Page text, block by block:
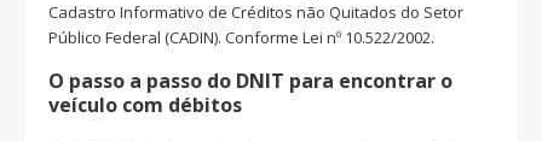
Cadastro Informativo de Créditos não Quitados do Setor
Público Federal (CADIN). Conforme Lei nº 10.522/2002.
O passo a passo do DNIT para encontrar o
veículo com débitos